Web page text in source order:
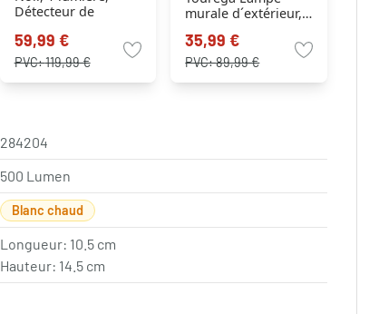
Détecteur de
59,99 €
PVC:119,99 €
murale d´extérieur,
Noir, 1 lumière
35,99 €
PVC:89,99 €
284204
500 Lumen
Blanc chaud
Longueur: 10.5 cm
Hauteur: 14.5 cm